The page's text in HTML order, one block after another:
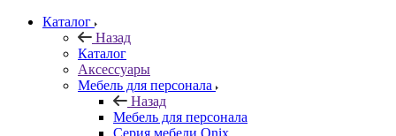
Каталог
Назад
Каталог
Аксессуары
Мебель для персонала
Назад
Мебель для персонала
Серия мебели Onix